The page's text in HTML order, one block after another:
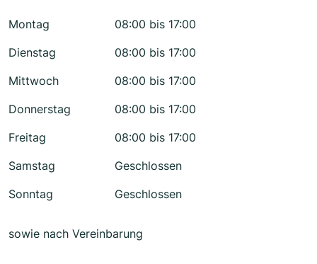
Montag
08:00 bis 17:00
Dienstag
08:00 bis 17:00
Mittwoch
08:00 bis 17:00
Donnerstag
08:00 bis 17:00
Freitag
08:00 bis 17:00
Samstag
Geschlossen
Sonntag
Geschlossen
sowie nach Vereinbarung